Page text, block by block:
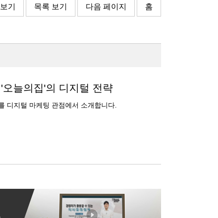
기 목록 보기 다음 페이지 홈
늘의집'의 디지털 전략
디지털 마케팅 관점에서 소개합니다.